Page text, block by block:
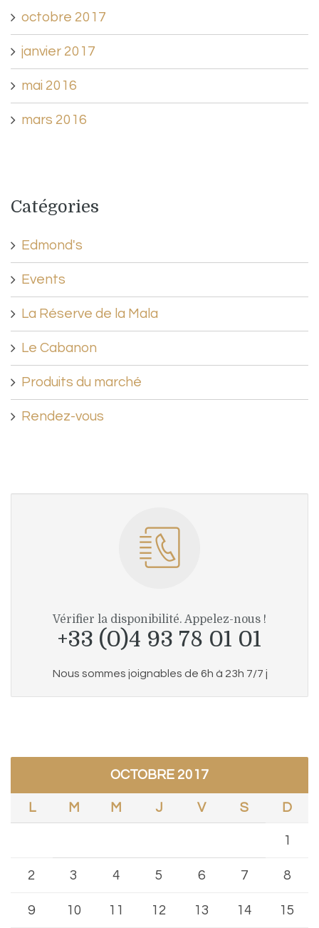
octobre 2017
janvier 2017
mai 2016
mars 2016
Catégories
Edmond's
Events
La Réserve de la Mala
Le Cabanon
Produits du marché
Rendez-vous
Vérifier la disponibilité. Appelez-nous !
+33 (0)4 93 78 01 01
Nous sommes joignables de 6h à 23h 7/7 j
OCTOBRE 2017
L M M J V S D
1
2 3 4 5 6 7 8
9 10 11 12 13 14 15